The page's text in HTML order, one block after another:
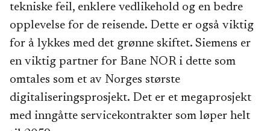
tekniske feil, enklere vedlikehold og en bedre
opplevelse for de reisende. Dette er også viktig
for å lykkes med det grønne skiftet. Siemens er
en viktig partner for Bane NOR i dette som
omtales som et av Norges største
digitaliseringsprosjekt. Det er et megaprosjekt
med inngåtte servicekontrakter som løper helt